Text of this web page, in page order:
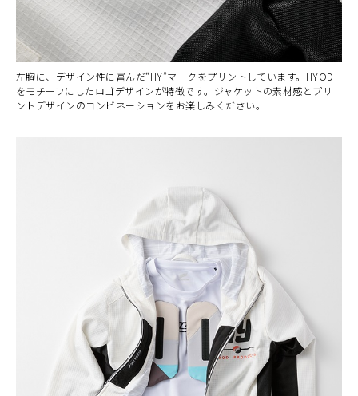
左胸に、デザイン性に富んだ“HY”マークをプリントしています。HYOD
をモチーフにしたロゴデザインが特徴です。ジャケットの素材感とプリ
ントデザインのコンビネーションをお楽しみください。